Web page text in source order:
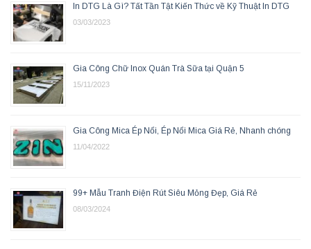
In DTG Là Gì? Tất Tần Tật Kiến Thức về Kỹ Thuật In DTG
03/03/2023
Gia Công Chữ Inox Quán Trà Sữa tại Quận 5
15/11/2023
Gia Công Mica Ép Nổi, Ép Nổi Mica Giá Rẻ, Nhanh chóng
11/04/2022
99+ Mẫu Tranh Điện Rút Siêu Mỏng Đẹp, Giá Rẻ
08/03/2024